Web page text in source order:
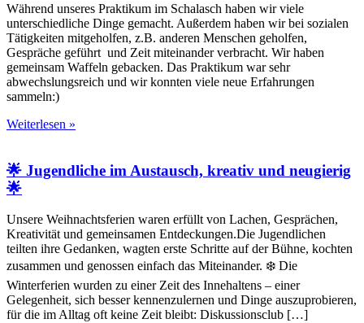
Während unseres Praktikum im Schalasch haben wir viele
unterschiedliche Dinge gemacht. Außerdem haben wir bei sozialen
Tätigkeiten mitgeholfen, z.B. anderen Menschen geholfen,
Gespräche geführt und Zeit miteinander verbracht. Wir haben
gemeinsam Waffeln gebacken. Das Praktikum war sehr
abwechslungsreich und wir konnten viele neue Erfahrungen
sammeln:)
Weiterlesen »
🌟 Jugendliche im Austausch, kreativ und neugierig
🌟
Unsere Weihnachtsferien waren erfüllt von Lachen, Gesprächen,
Kreativität und gemeinsamen Entdeckungen.Die Jugendlichen
teilten ihre Gedanken, wagten erste Schritte auf der Bühne, kochten
zusammen und genossen einfach das Miteinander. ❄️ Die
Winterferien wurden zu einer Zeit des Innehaltens – einer
Gelegenheit, sich besser kennenzulernen und Dinge auszuprobieren,
für die im Alltag oft keine Zeit bleibt: Diskussionsclub […]